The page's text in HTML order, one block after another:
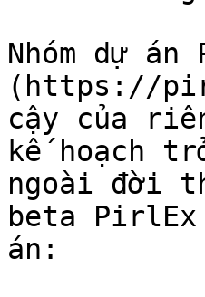
Nhóm dự
(https://
cậy của
kế hoạch
ngoài đời
beta
án: